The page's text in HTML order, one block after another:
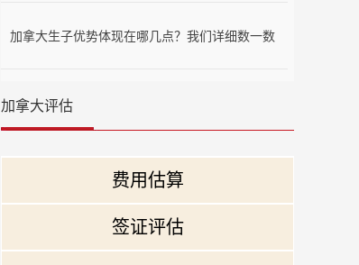
加拿大生子优势体现在哪几点？我们详细数一数
加拿大评估
费用估算
签证评估